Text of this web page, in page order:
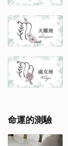
命運的測驗